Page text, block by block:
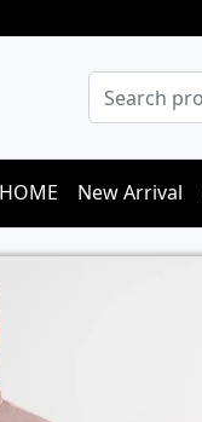
HOME New Arrival